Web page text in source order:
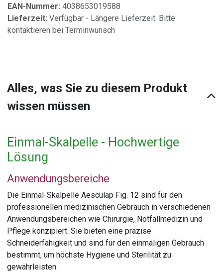
EAN-Nummer: 4038653019588
Lieferzeit: Verfügbar - Längere Lieferzeit. Bitte
kontaktieren bei Terminwunsch
Alles, was Sie zu diesem Produkt
wissen müssen
Einmal-Skalpelle - Hochwertige
Lösung
Anwendungsbereiche
Die Einmal-Skalpelle Aesculap Fig. 12 sind für den
professionellen medizinischen Gebrauch in verschiedenen
Anwendungsbereichen wie Chirurgie, Notfallmedizin und
Pflege konzipiert. Sie bieten eine präzise
Schneiderfähigkeit und sind für den einmaligen Gebrauch
bestimmt, um höchste Hygiene und Sterilität zu
gewährleisten.